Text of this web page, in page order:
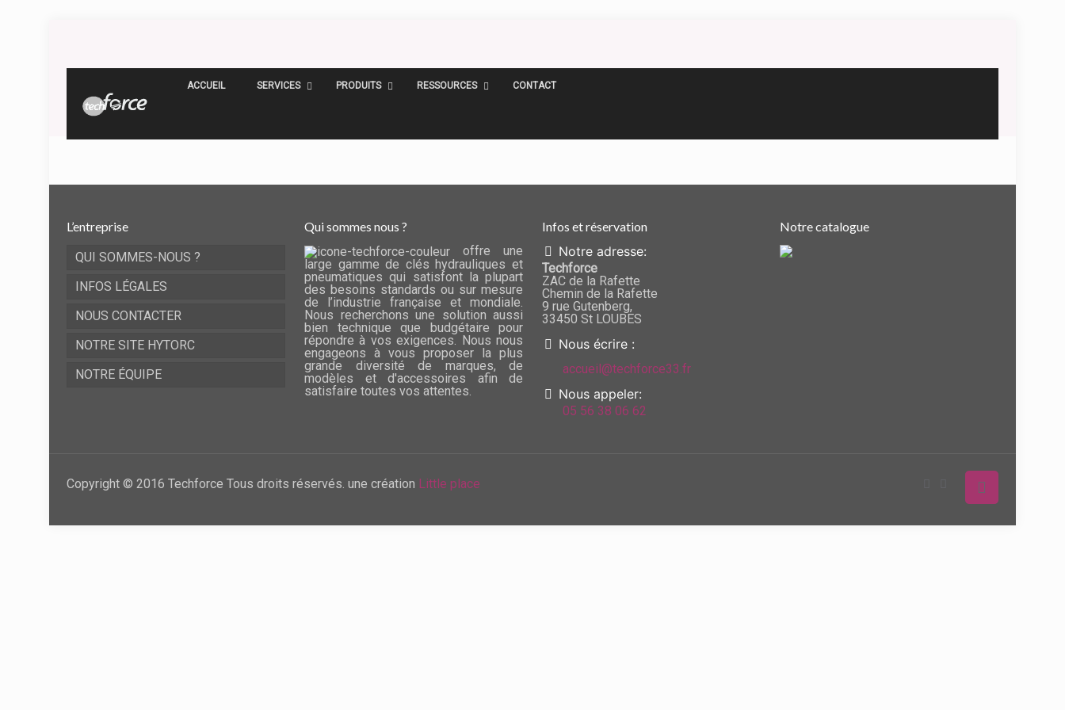
ACCUEIL SERVICES PRODUITS RESSOURCES CONTACT
L’entreprise
QUI SOMMES-NOUS ?
INFOS LÉGALES
NOUS CONTACTER
NOTRE SITE HYTORC
NOTRE ÉQUIPE
Qui sommes nous ?
offre une
large gamme de clés hydrauliques et
pneumatiques qui satisfont la plupart
des besoins standards ou sur mesure
de l’industrie française et mondiale.
Nous recherchons une solution aussi
bien technique que budgétaire pour
répondre à vos exigences. Nous nous
engageons à vous proposer la plus
grande diversité de marques, de
modèles et d'accessoires afin de
satisfaire toutes vos attentes.
Infos et réservation
Notre adresse:
Techforce
ZAC de la Rafette
Chemin de la Rafette
9 rue Gutenberg,
33450 St LOUBES
Nous écrire :
accueil@techforce33.fr
Nous appeler:
05 56 38 06 62
Notre catalogue
Copyright © 2016 Techforce Tous droits réservés. une création Little place